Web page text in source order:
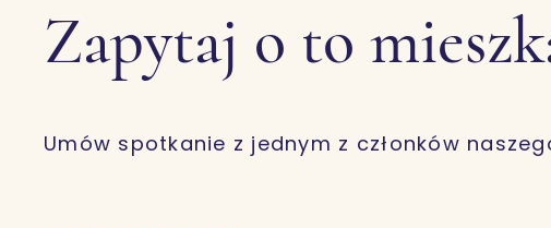
Zapytaj o to
Umów spotkanie z jednym z członków